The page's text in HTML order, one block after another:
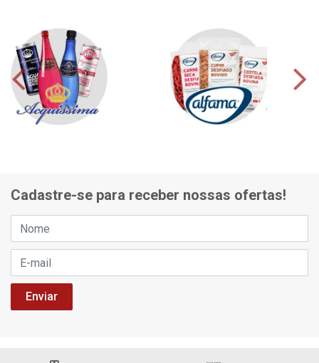
Cadastre-se para receber nossas ofertas!